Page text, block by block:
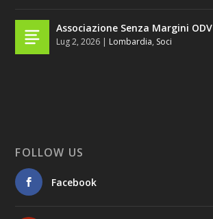
Associazione Senza Margini ODV
Lug 2, 2026 | Lombardia, Soci
FOLLOW US
Facebook